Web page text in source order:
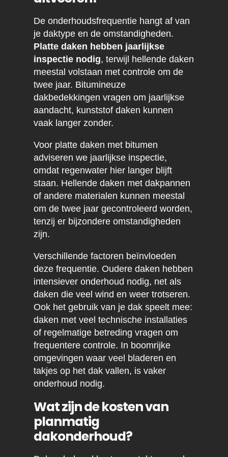
De onderhoudsfrequentie hangt af van
je daktype en de omstandigheden.
Platte daken hebben jaarlijkse
inspectie nodig, terwijl hellende daken
meestal volstaan met controle om de
twee jaar. Bitumineuze
dakbedekkingen vragen om jaarlijkse
aandacht, kunststof daken kunnen
vaak langer zonder.
Voor platte daken met bitumen
adviseren we jaarlijkse inspectie,
omdat regenwater hier langer blijft
staan. Hellende daken met dakpannen
of andere materialen kunnen meestal
om de twee jaar gecontroleerd worden,
tenzij er bijzondere omstandigheden
zijn.
Verschillende factoren beïnvloeden
deze frequentie. Oudere daken hebben
intensiever onderhoud nodig, net als
daken die veel wind en weer trotseren.
Ook het gebruik van je dak speelt mee:
daken met veel technische installaties
of regelmatige betreding vragen om
frequentere controle. In boomrijke
omgevingen waar veel bladeren en
takjes op het dak vallen, is vaker
onderhoud nodig.
Wat zijn de kosten van
planmatig
dakonderhoud?